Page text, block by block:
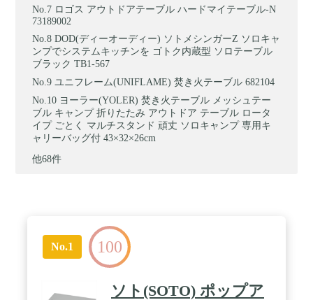
ロゴス アウトドアテーブル ハードマイテーブル-N
73189002
DOD(ディーオーディー) ソトメシンガーZ ソロキャ
ンプでシステムキッチンを ゴトク内蔵型 ソロテーブル
ブラック TB1-567
ユニフレーム(UNIFLAME) 焚き火テーブル 682104
ヨーラー(YOLER) 焚き火テーブル メッシュテー
ブル キャンプ 折りたたみ アウトドア テーブル ロータ
イプ ごとく マルチスタンド 頑丈 ソロキャンプ 専用キ
ャリーバッグ付 43×32×26cm
他68件
No.1 100
ソト(SOTO) ポップア